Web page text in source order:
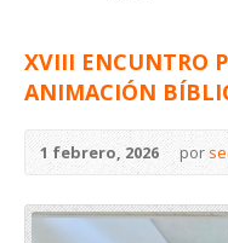
XVIII ENCUNTRO
ANIMACIÓN
1 febrero, 2026 por